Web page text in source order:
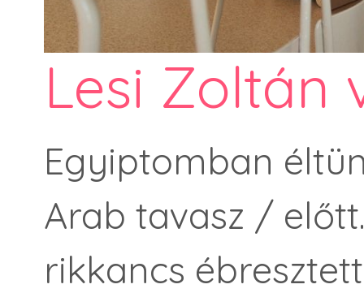
Lesi Zoltán
Egyiptomban
Arab tavasz /
rikkancs